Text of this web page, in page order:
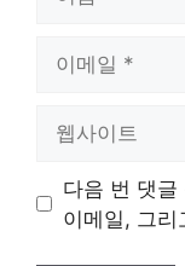
트
다음 번 댓글
이메일, 그리